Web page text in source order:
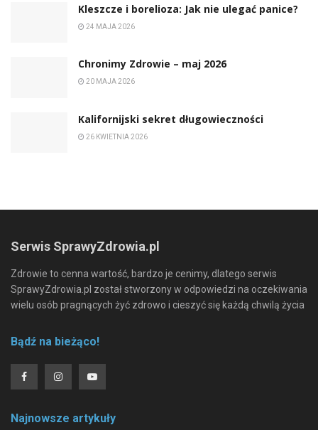
Kleszcze i borelioza: Jak nie ulegać panice?
24 MAJA 2026
Chronimy Zdrowie ­– maj 2026
20 MAJA 2026
Kalifornijski sekret długowieczności
26 KWIETNIA 2026
Serwis SprawyZdrowia.pl
Zdrowie to cenna wartość, bardzo je cenimy, dlatego serwis
SprawyZdrowia.pl został stworzony w odpowiedzi na oczekiwania
wielu osób pragnących żyć zdrowo i cieszyć się każdą chwilą życia
Bądź na bieżąco!
Najnowsze artykuły